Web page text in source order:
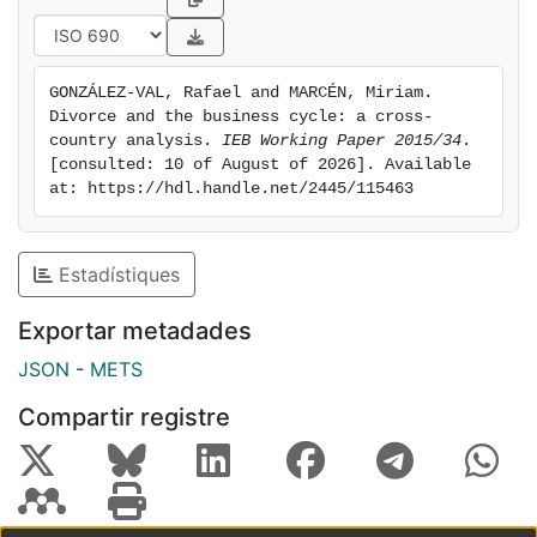
GONZÁLEZ-VAL, Rafael and MARCÉN, Miriam.
Divorce and the business cycle: a cross-
country analysis. IEB Working Paper 2015/34 .
[consulted: 10 of August of 2026]. Available
at: https://hdl.handle.net/2445/115463
Estadístiques
Exportar metadades
JSON - METS
Compartir registre